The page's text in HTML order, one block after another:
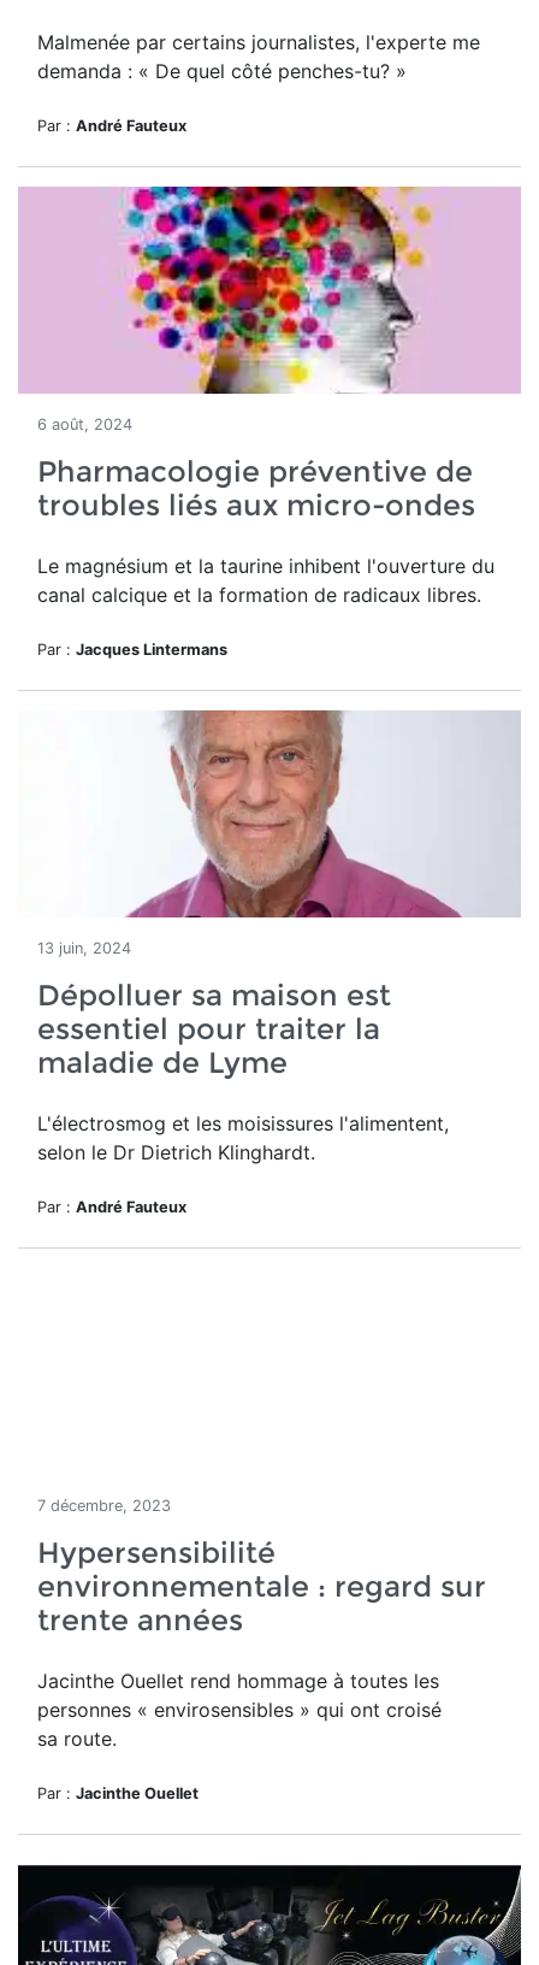
Malmenée par certains journalistes, l'experte me
demanda : « De quel côté penches-tu? »
Par : André Fauteux
6 août, 2024
Pharmacologie préventive de
troubles liés aux micro-ondes
Le magnésium et la taurine inhibent l'ouverture du
canal calcique et la formation de radicaux libres.
Par : Jacques Lintermans
13 juin, 2024
Dépolluer sa maison est
essentiel pour traiter la
maladie de Lyme
L'électrosmog et les moisissures l'alimentent,
selon le Dr Dietrich Klinghardt.
Par : André Fauteux
7 décembre, 2023
Hypersensibilité
environnementale : regard sur
trente années
Jacinthe Ouellet rend hommage à toutes les
personnes « envirosensibles » qui ont croisé
sa route.
Par : Jacinthe Ouellet